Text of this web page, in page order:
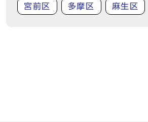
宮前区 多摩区 麻生区